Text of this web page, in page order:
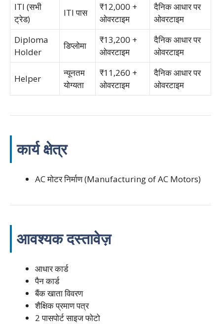
ITI (सभी
ट्रेड)
ITI पास
₹12,000 +
ओवरटाइम
दैनिक आधार पर
ओवरटाइम
Diploma
Holder
डिप्लोमा
₹13,200 +
ओवरटाइम
दैनिक आधार पर
ओवरटाइम
Helper
न्यूनतम
योग्यता
₹11,260 +
ओवरटाइम
दैनिक आधार पर
ओवरटाइम
कार्य क्षेत्र
AC मोटर निर्माण (Manufacturing of AC Motors)
आवश्यक दस्तावेज़
आधार कार्ड
पैन कार्ड
बैंक खाता विवरण
शैक्षिक प्रमाण पत्र
2 पासपोर्ट साइज फोटो